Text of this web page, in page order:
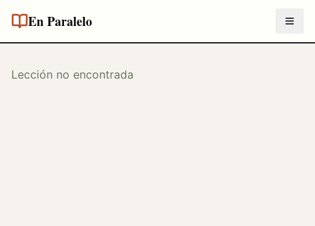
En Paralelo
Lección no encontrada